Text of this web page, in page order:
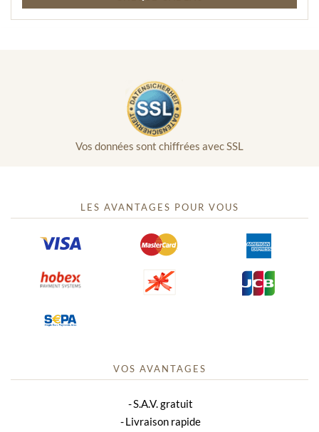
Vos données sont chiffrées avec SSL
LES AVANTAGES POUR VOUS
VOS AVANTAGES
S.A.V. gratuit
Livraison rapide